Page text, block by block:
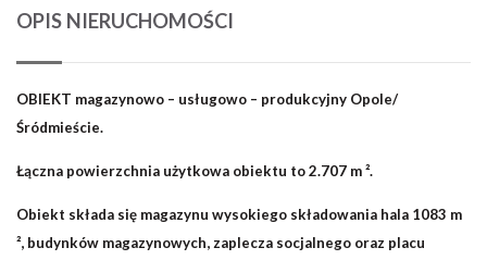
OPIS NIERUCHOMOŚCI
OBIEKT magazynowo – usługowo – produkcyjny Opole/
Śródmieście.
Łączna powierzchnia użytkowa obiektu to 2.707 m ².
Obiekt składa się magazynu wysokiego składowania hala 1083 m
², budynków magazynowych, zaplecza socjalnego oraz placu